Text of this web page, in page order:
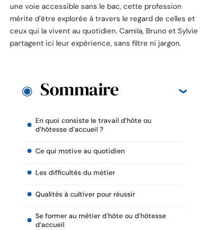
une voie accessible sans le bac, cette profession
mérite d’être explorée à travers le regard de celles et
ceux qui la vivent au quotidien. Camila, Bruno et Sylvie
partagent ici leur expérience, sans filtre ni jargon.
Sommaire
En quoi consiste le travail d’hôte ou
d’hôtesse d’accueil ?
Ce qui motive au quotidien
Les difficultés du métier
Qualités à cultiver pour réussir
Se former au métier d’hôte ou d’hôtesse
d’accueil